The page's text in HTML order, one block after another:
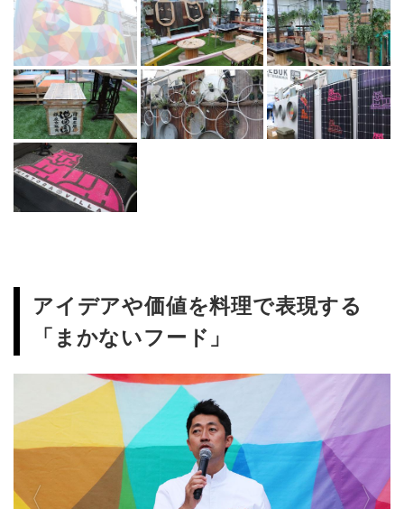
アイデアや価値を料理で表現する
「まかないフード」